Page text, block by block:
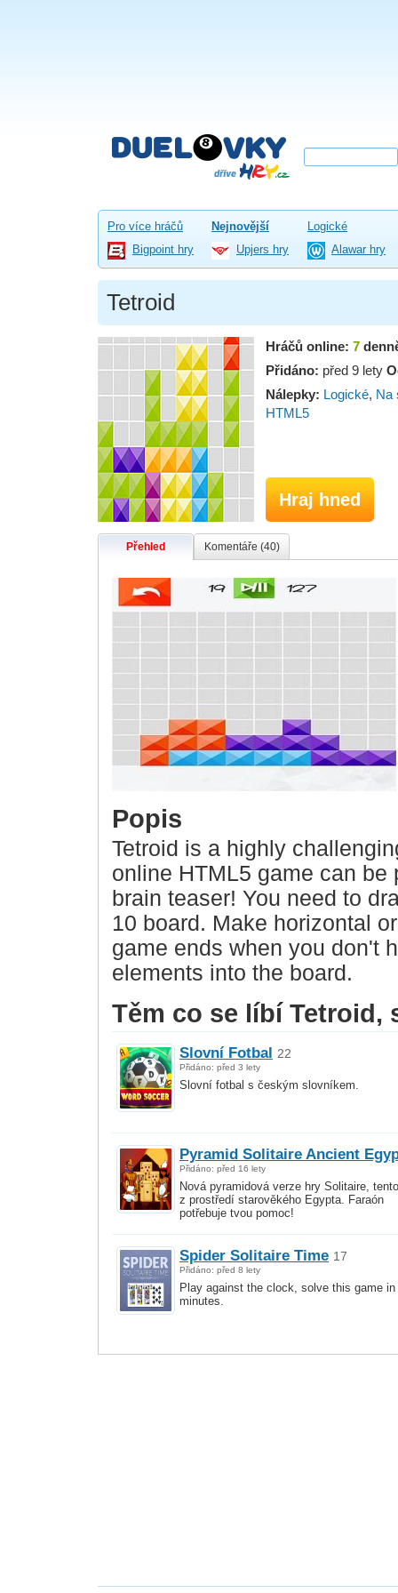
Pro více hráčů Nejnovější
Logické
Bigpoint hry
Upjers hry Alawar hry
Tetroid
Hráčů online: 7
Přidáno: před 9 lety
Nálepky: Logické, Na
HTML5
Hraj hned
Přehled Komentáře (40)
Popis
Tetroid is a highly
online HTML5 game can
brain teaser! You need to
10 board. Make horizontal
game ends when you don't
elements into the board.
Těm co se líbí Tetroid,
Slovní Fotbal 22
Přidáno: před 3 lety
Slovní fotbal s českým slovníkem.
Pyramid Solitaire Ancient
Přidáno: před 16 lety
Nová pyramidová verze hry Solitaire,
z prostředí starověkého Egypta. Faraón
potřebuje tvou pomoc!
Spider Solitaire Time 17
Přidáno: před 8 lety
Play against the clock, solve this game in
minutes.